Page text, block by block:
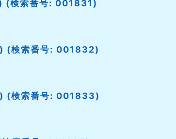
(検索番号: 001831)
(検索番号: 001832)
(検索番号: 001833)